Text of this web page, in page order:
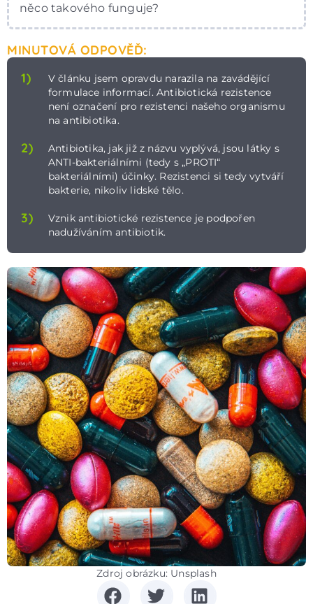
něco takového funguje?
MINUTOVÁ ODPOVĚĎ:
1)
V článku jsem opravdu narazila na zavádějící
formulace informací. Antibiotická rezistence
není označení pro rezistenci našeho organismu
na antibiotika.
2)
Antibiotika, jak již z názvu vyplývá, jsou látky s
ANTI-bakteriálními (tedy s „PROTI“
bakteriálními) účinky. Rezistenci si tedy vytváří
bakterie, nikoliv lidské tělo.
3)
Vznik antibiotické rezistence je podpořen
nadužíváním antibiotik.
Zdroj obrázku: Unsplash